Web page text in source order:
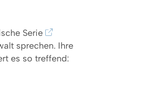
Serie
sprechen. Ihre
es so treffend: